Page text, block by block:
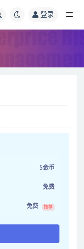
登录
5金币
免费
免费 推荐